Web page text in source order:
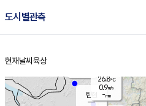
도시별관측
홈
현재날씨 육상
탄현
26.8℃
0.9m/s
-mm